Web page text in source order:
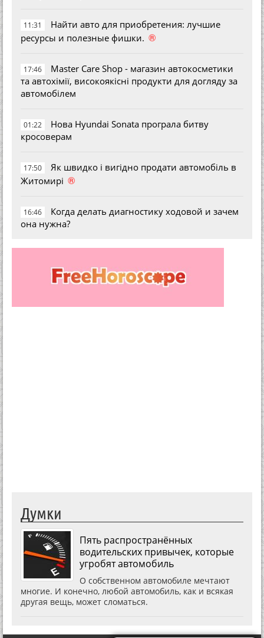
11:31
Найти авто для приобретения: лучшие
ресурсы и полезные фишки. ®
17:46
Master Care Shop - магазин автокосметики
та автохімії, високоякісні продукти для догляду за
автомобілем
01:22
Нова Hyundai Sonata програла битву
кросоверам
17:50
Як швидко і вигідно продати автомобіль в
Житомирі ®
16:46
Когда делать диагностику ходовой и зачем
она нужна?
Думки
Пять распространённых
водительских привычек, которые
угробят автомобиль
О собственном автомобиле мечтают
многие. И конечно, любой автомобиль, как и всякая
другая вещь, может сломаться.